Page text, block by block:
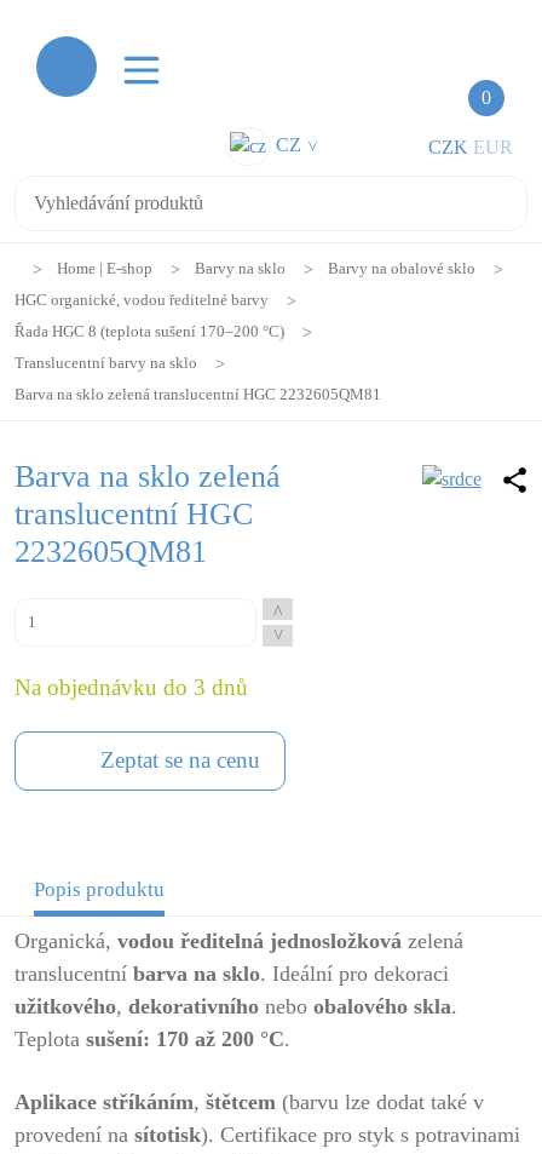
0
CZ > CZK EUR
Home | E-shop Barvy na sklo
Barvy na obalové sklo
HGC organické, vodou ředitelné barvy
Řada HGC 8 (teplota sušení 170–200 °C)
Translucentní barvy na sklo
Barva na sklo zelená translucentní HGC 2232605QM81
Barva na sklo zelená
translucentní HGC
2232605QM81
^
^
Na objednávku do 3 dnů
Zeptat se na cenu
Popis produktu
Organická, vodou ředitelná jednosložková zelená
translucentní barva na sklo. Ideální pro dekoraci
užitkového, dekorativního nebo obalového skla.
Teplota sušení: 170 až 200 °C.
Aplikace stříkáním, štětcem (barvu lze dodat také v
provedení na sítotisk). Certifikace pro styk s potravinami